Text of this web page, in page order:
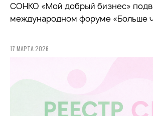
СОНКО «Мой добрый бизнес»
международном форуме «Больше
17 МАРТА 2026